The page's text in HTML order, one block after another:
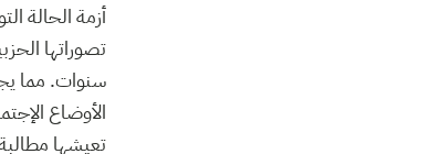
أزمة الحالة
تصوراتها
سنوات. مما
الأوضاع
تعيشها